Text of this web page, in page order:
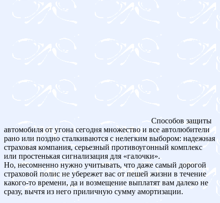
Способов защиты
автомобиля от угона сегодня множество и все автолюбители
рано или поздно сталкиваются с нелегким выбором: надежная
страховая компания, серьезный противоугонный комплекс
или простенькая сигнализация для «галочки».
Но, несомненно нужно учитывать, что даже самый дорогой
страховой полис не убережет вас от пешей жизни в течение
какого-то времени, да и возмещение выплатят вам далеко не
сразу, вычтя из него приличную сумму амортизации.